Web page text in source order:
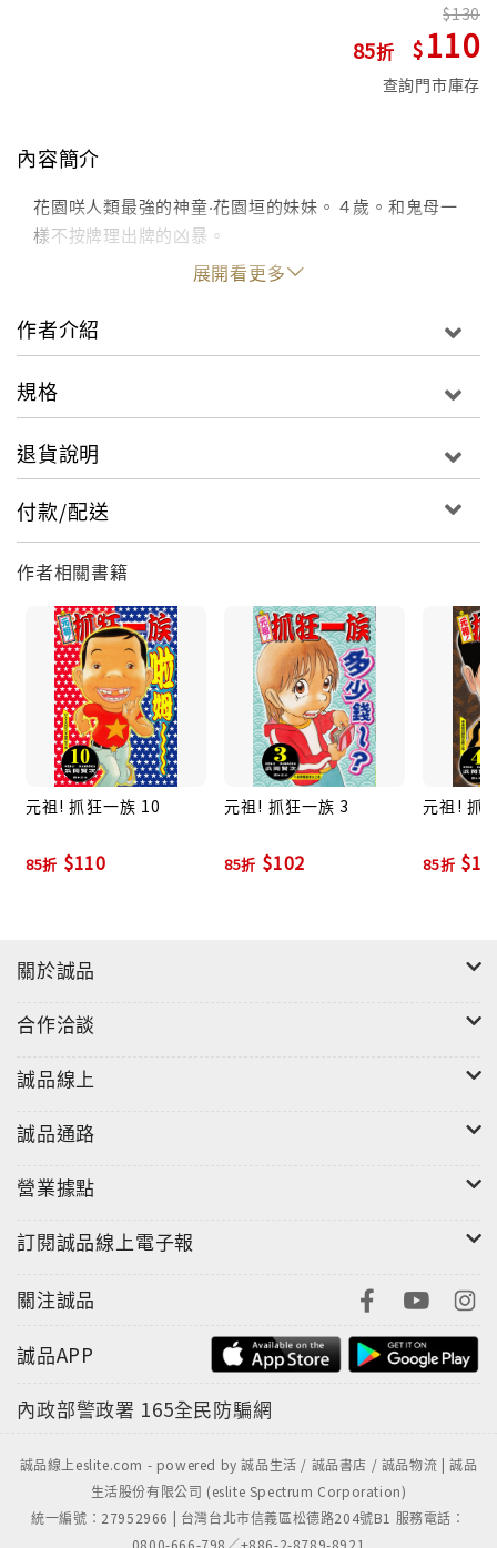
85
130
110
查詢門市庫存
內容簡介
花園咲人類最強的神童‧花園垣的妹妹。４歲。和鬼母一
樣不按牌理出牌的凶暴。
展開看更多
作者介紹
規格
退貨說明
付款/配送
作者相關書籍
元祖! 抓狂一族 10
85折 $110
元祖! 抓狂一族 3
85折 $102
元祖! 抓
85折
關於誠品
合作洽談
誠品線上
誠品通路
營業據點
訂閱誠品線上電子報
關注誠品
誠品APP
內政部警政署 165全民防騙網
誠品線上eslite.com - powered by 誠品生活 / 誠品書店 / 誠品物流 | 誠品
生活股份有限公司 (eslite Spectrum Corporation)
統一編號：27952966 | 台灣台北市信義區松德路204號B1 服務電話：